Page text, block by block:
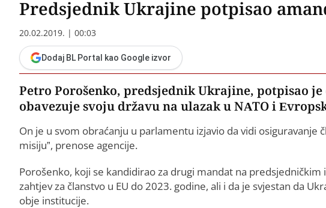
Predsjednik Ukrajine potpisao
20.02.2019. | 00:03
Dodaj BL Portal kao Google izvor
Petro Porošenko, predsjednik Ukrajine, potpisao
obavezuje svoju državu na ulazak u NATO i
On je u svom obraćanju u parlamentu izjavio da vidi osiguravanje
misiju”, prenose agencije.
Porošenko, koji se kandidirao za drugi mandat na
zahtjev za članstvo u EU do 2023. godine, ali i da je svjestan da
obje institucije.